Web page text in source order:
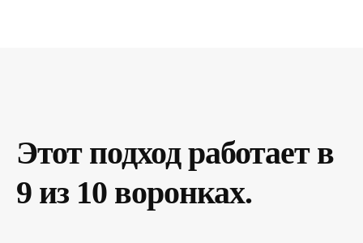
Этот подход работает в
9 из 10 воронках.